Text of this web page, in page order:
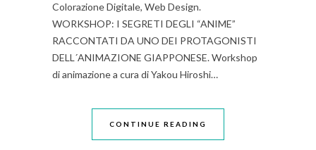
Colorazione Digitale, Web Design.
WORKSHOP: I SEGRETI DEGLI “ANIME”
RACCONTATI DA UNO DEI PROTAGONISTI
DELL´ANIMAZIONE GIAPPONESE. Workshop
di animazione a cura di Yakou Hiroshi…
CONTINUE READING